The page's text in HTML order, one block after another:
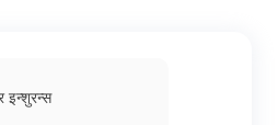
आणि पॉलिसी रिनिवल
इन्शुरन्स